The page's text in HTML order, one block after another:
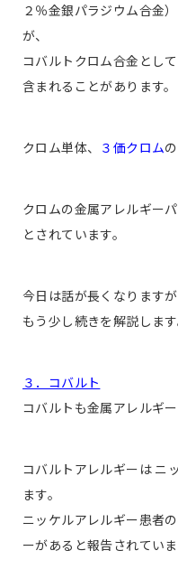
２％金銀パラジウム合金
が、
コバルトクロム合金とし
含まれることがあります。
クロム単体、 ３価クロム
クロムの金属アレルギー
とされています。
今日は話が長くなりますが
もう少し続きを解説します
３．コバルト
コバルトも金属アレルギ
コバルトアレルギーは ニ
ます。
ニッケルアレルギー患者
ーがあると報告されてい